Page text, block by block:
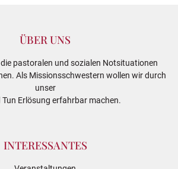
ÜBER UNS
pastoralen und sozialen Notsituationen
Als Missionsschwestern wollen wir durch
unser
Tun Erlösung erfahrbar machen.
INTERESSANTES